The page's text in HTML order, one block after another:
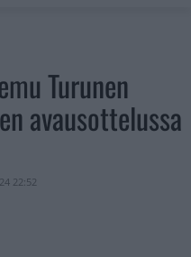
Turunen
avausottelussa
22:52